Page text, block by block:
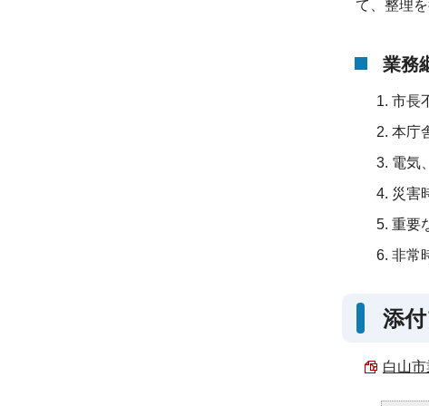
て、整理
業務
市長
本庁
電気
災害
重要
非常
添
白山市